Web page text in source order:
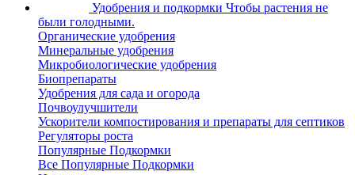
Удобрения и подкормки Чтобы растения не
были голодными.
Органические удобрения
Минеральные удобрения
Микробиологические удобрения
Биопрепараты
Удобрения для сада и огорода
Почвоулучшители
Ускорители компостирования и препараты для септиков
Регуляторы роста
Популярные Подкормки
Все Популярные Подкормки